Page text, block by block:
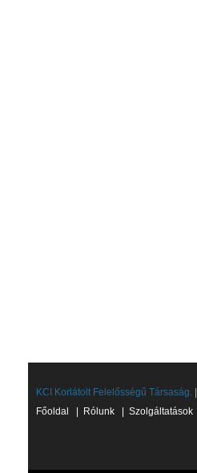
KCI Korlátolt Felelősségű Társaság.
Főoldal
Rólunk Szolgáltatások